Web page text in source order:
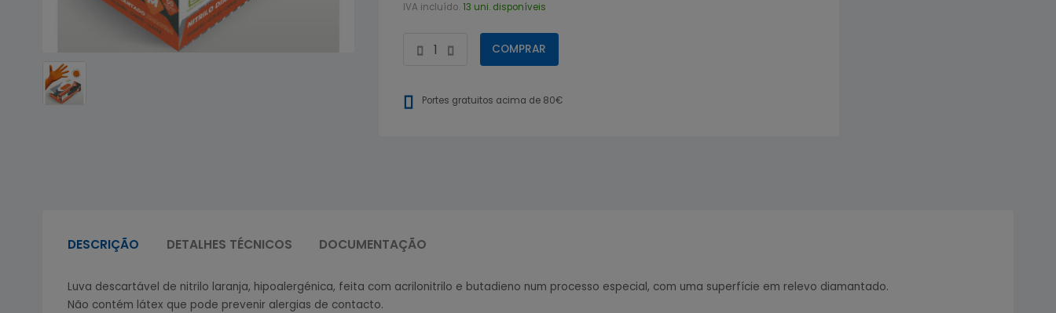
IVA incluído. 13 uni. disponíveis
COMPRAR
Portes gratuitos acima de 80€
DESCRIÇÃO DETALHES TÉCNICOS DOCUMENTAÇÃO
Luva descartável de nitrilo laranja, hipoalergénica, feita com acrilonitrilo e butadieno num processo especial, com uma superfície em relevo diamantado.
Não contém látex que pode prevenir alergias de contacto.